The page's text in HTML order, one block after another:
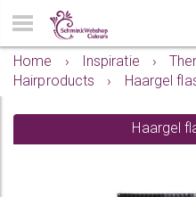
Home
› Inspiratie ›
Hairproducts
› Haargel
Haargel